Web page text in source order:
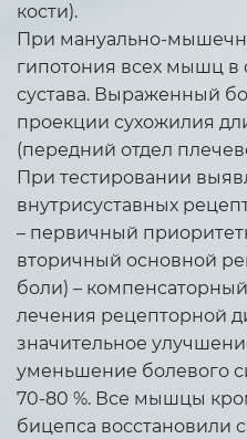
кости).
При мануально-
гипотония всех мышц в
сустава. Выраженный
проекции сухожилия
(передний отдел
При тестировании
внутрисуставных
– первичный
вторичный основной
боли) –
лечения рецепторной
значительное
уменьшение болевого
70-80 %. Все мышцы
бицепса восстановили